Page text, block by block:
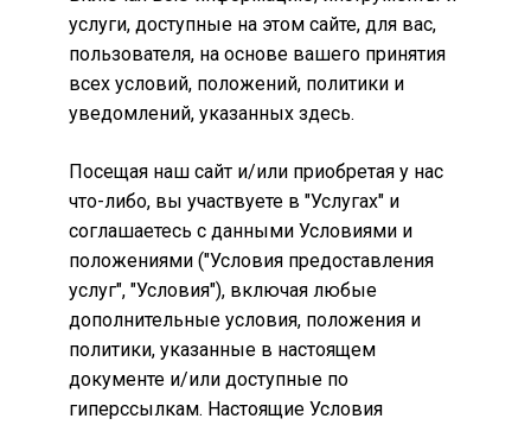
услуги, доступные на этом сайте, для вас,
пользователя, на основе вашего принятия
всех условий, положений, политики и
уведомлений, указанных здесь.
Посещая наш сайт и/или приобретая у нас
что-либо, вы участвуете в "Услугах" и
соглашаетесь с данными Условиями и
положениями ("Условия предоставления
услуг", "Условия"), включая любые
дополнительные условия, положения и
политики, указанные в настоящем
документе и/или доступные по
гиперссылкам. Настоящие Условия